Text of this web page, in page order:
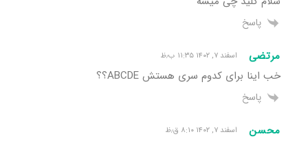
پاسخ
مرتضی اسفند ۷, ۱۴۰۲ ۱۱:۳۵ ب٫ظ
خب اینا برای کدوم سری هستش ABCDE؟؟
پاسخ
محسن اسفند ۷, ۱۴۰۲ ۸:۱۰ ق٫ظ